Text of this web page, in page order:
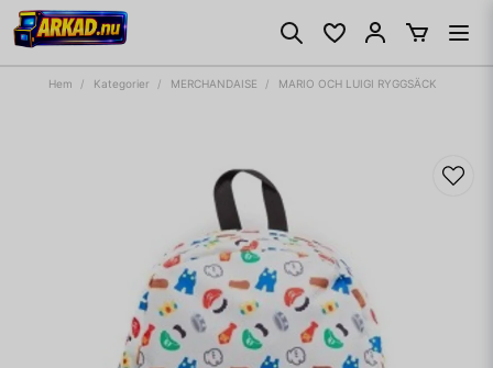
Hem Kategorier MERCHANDAISE MARIO OCH LUIGI RYGGSÄCK